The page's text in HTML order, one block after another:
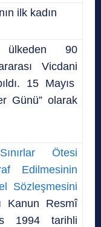
ilk kadın
ülkeden 90
Vicdani
15 Mayıs
Günü” olarak
Ötesi
Edilmesinin
Sözleşmesini
Kanun Resmî
1994 tarihli